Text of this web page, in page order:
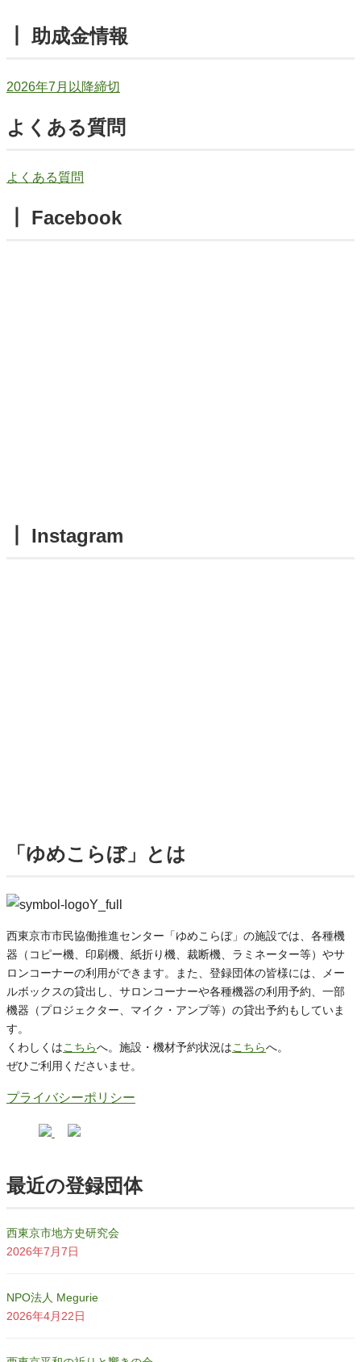
┃ 助成金情報
2026年7月以降締切
よくある質問
よくある質問
┃ Facebook
┃ Instagram
「ゆめこらぼ」とは
西東京市市民協働推進センター「ゆめこらぼ」の施設では、各種機
器（コピー機、印刷機、紙折り機、裁断機、ラミネーター等）やサ
ロンコーナーの利用ができます。また、登録団体の皆様には、メー
ルボックスの貸出し、サロンコーナーや各種機器の利用予約、一部
機器（プロジェクター、マイク・アンプ等）の貸出予約もしていま
す。
くわしくはこちらへ。施設・機材予約状況はこちらへ。
ぜひご利用くださいませ。
プライバシーポリシー
最近の登録団体
西東京市地方史研究会
2026年7月7日
NPO法人 Megurie
2026年4月22日